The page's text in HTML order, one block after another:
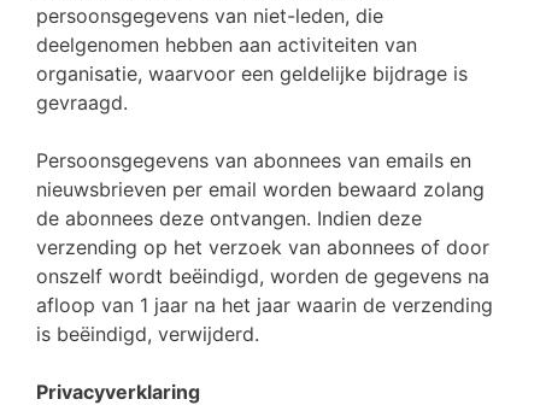
persoonsgegevens van niet-leden, die
deelgenomen hebben aan activiteiten van
organisatie, waarvoor een geldelijke bijdrage is
gevraagd.
Persoonsgegevens van abonnees van emails en
nieuwsbrieven per email worden bewaard zolang
de abonnees deze ontvangen. Indien deze
verzending op het verzoek van abonnees of door
onszelf wordt beëindigd, worden de gegevens na
afloop van 1 jaar na het jaar waarin de verzending
is beëindigd, verwijderd.
Privacyverklaring